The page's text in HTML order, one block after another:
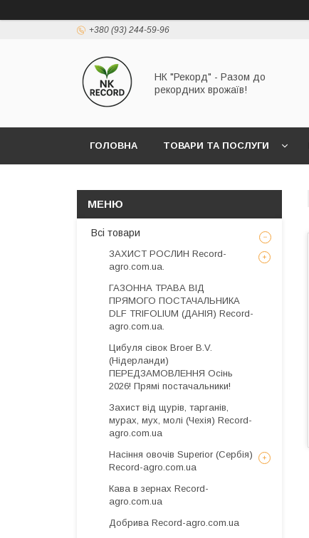
+380 (93) 244-59-96
НК "Рекорд" - Разом до
рекордних врожаїв!
ГОЛОВНА ТОВАРИ ТА ПОСЛУГИ
Всі товари
ЗАХИСТ РОСЛИН Record-
agro.com.ua.
ГАЗОННА ТРАВА ВІД
ПРЯМОГО ПОСТАЧАЛЬНИКА
DLF TRIFOLIUM (ДАНІЯ) Record-
agro.com.ua.
Цибуля сівок Broer B.V.
(Нідерланди)
ПЕРЕДЗАМОВЛЕННЯ Осінь
2026! Прямі постачальники!
Захист від щурів, тарганів,
мурах, мух, молі (Чехія) Record-
agro.com.ua
Насіння овочів Superior (Сербія)
Record-agro.com.ua
Кава в зернах Record-
agro.com.ua
Добрива Record-agro.com.ua